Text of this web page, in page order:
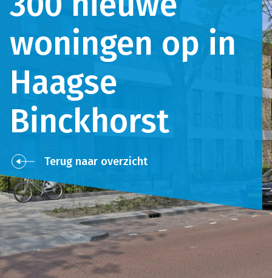
woningen op in
Haagse
Binckhorst
Terug naar overzicht